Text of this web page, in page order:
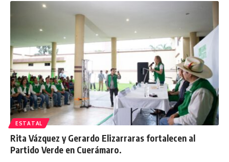
ESTATAL
Rita Vázquez y Gerardo Elizarraras fortalecen al
Partido Verde en Cuerámaro.